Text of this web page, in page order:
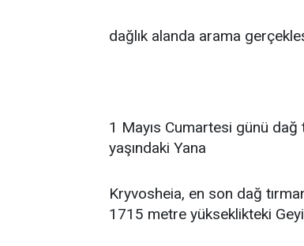
dağlık alanda arama
1 Mayıs Cumartesi günü dağ
yaşındaki Yana
Kryvosheia, en son dağ
1715 metre yükseklikteki